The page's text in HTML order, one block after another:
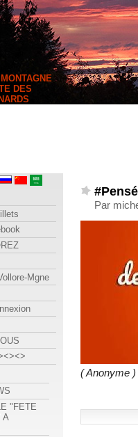
DES
Par
( Anonyme )
Mgne
"FETE
A